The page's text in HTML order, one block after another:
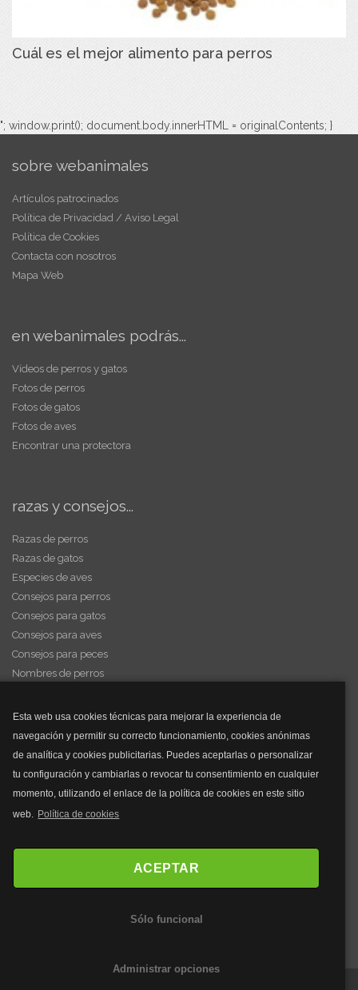
Esta web usa cookies técnicas para mejorar la experiencia de
navegación y permitir su correcto funcionamiento, cookies anónimas
de analítica y cookies publicitarias. Puedes aceptarlas o personalizar
tu configuración y cambiarlas o revocar tu consentimiento en cualquier
momento, utilizando el enlace de la política de cookies en este sitio
web. Política de cookies
ACEPTAR
Sólo funcional
Administrar opciones
Cuál es el mejor alimento para perros
"; window.print(); document.body.innerHTML = originalContents; }
sobre webanimales
Artículos patrocinados
Política de Privacidad / Aviso Legal
Política de Cookies
Contacta con nosotros
Mapa Web
en webanimales podrás...
Vídeos de perros y gatos
Fotos de perros
Fotos de gatos
Fotos de aves
Encontrar una protectora
razas y consejos...
Razas de perros
Razas de gatos
Especies de aves
Consejos para perros
Consejos para gatos
Consejos para aves
Consejos para peces
Nombres de perros
y mucho más...